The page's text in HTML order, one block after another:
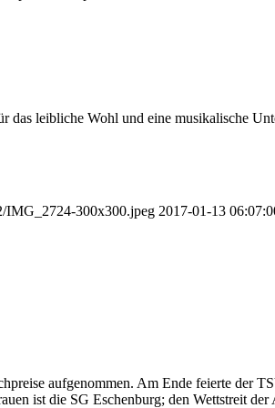
leibliche Wohl und eine musikalische
IMG_2724-300x300.jpeg 2017-01-13
aufgenommen. Am Ende feierte der
ist die SG Eschenburg; den Wettstreit der